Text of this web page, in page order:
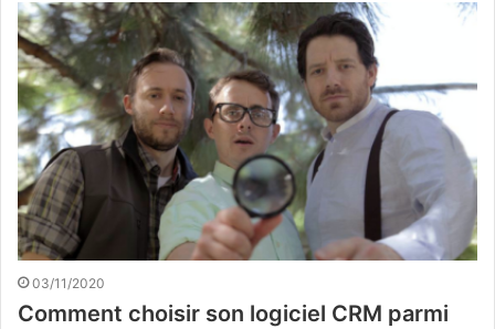
03/11/2020
Comment choisir son logiciel CRM parmi